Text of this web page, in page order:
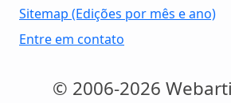
Sitemap (Edições por mês e ano)
Entre em contato
© 2006-2026